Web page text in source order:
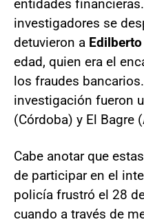
entidades
investigadores se
detuvieron a
edad, quien era el
los fraudes
investigación fueron
(Córdoba) y El Bagre
Cabe anotar que
de participar en el
policía frustró el 28
cuando a través de